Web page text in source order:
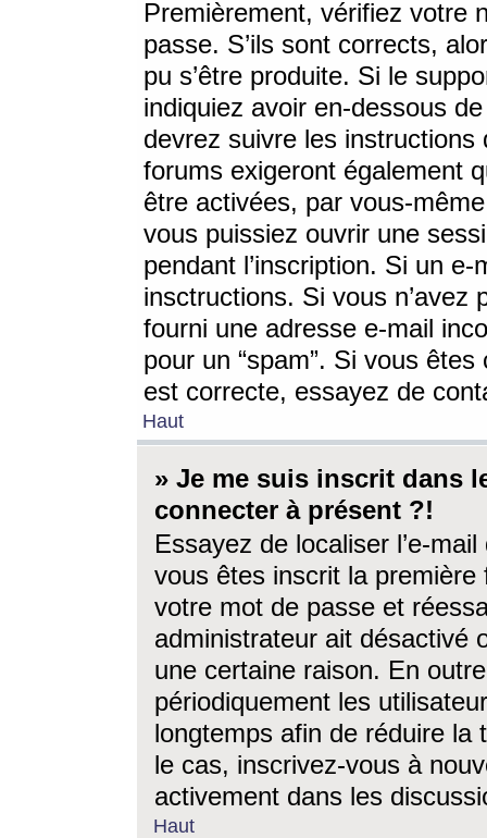
Premièrement, vérifiez votre
passe. S’ils sont corrects,
pu s’être produite. Si le
indiquiez avoir en-dessous
devrez suivre les
forums exigeront également
être activées, par vous-
vous puissiez ouvrir une
pendant l’inscription. Si un
insctructions. Si vous n’avez
fourni une adresse e-mail
pour un “spam”. Si vous
est correcte, essayez de
Haut
» Je me suis inscrit dans
connecter à présent ?!
Essayez de localiser l’e-
vous êtes inscrit la première
votre mot de passe et
administrateur ait désactivé
une certaine raison. En
périodiquement les
longtemps afin de réduire la
le cas, inscrivez-vous à
activement dans les
Haut